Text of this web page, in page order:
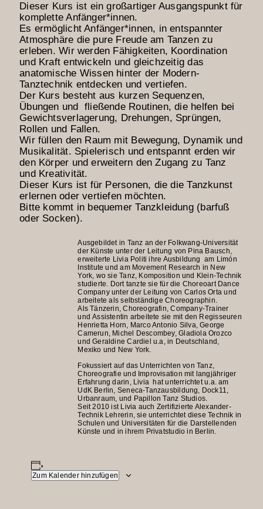
Dieser Kurs ist ein großartiger Ausgangspunkt für
komplette Anfänger*innen.
Es ermöglicht Anfänger*innen, in entspannter
Atmosphäre die pure Freude am Tanzen zu
erleben. Wir werden Fähigkeiten, Koordination
und Kraft entwickeln und gleichzeitig das
anatomische Wissen hinter der Modern-
Tanztechnik entdecken und vertiefen.
Der Kurs besteht aus kurzen Sequenzen,
Übungen und fließende Routinen, die helfen bei
Gewichtsverlagerung, Drehungen, Sprüngen,
Rollen und Fallen.
Wir füllen den Raum mit Bewegung, Dynamik und
Musikalität. Spielerisch und entspannt erden wir
den Körper und erweitern den Zugang zu Tanz
und Kreativität.
Dieser Kurs ist für Personen, die die Tanzkunst
erlernen oder vertiefen möchten.
Bitte kommt in bequemer Tanzkleidung (barfuß
oder Socken).
Zum Kalender hinzufügen
Ausgebildet in Tanz an der Folkwang-Universität
der Künste unter der Leitung von Pina Bausch,
erweiterte Livia Politi ihre Ausbildung am Limón
Institute und am Movement Research in New
York, wo sie Tanz, Komposition und Klein-Technik
studierte. Dort tanzte sie für die Choreoart Dance
Company unter der Leitung von Carlos Orta und
arbeitete als selbständige Choreographin.
Als Tänzerin, Choreografin, Company-Trainer
und Assistentin arbeitete sie mit den Regisseuren
Henrietta Horn, Marco Antonio Silva, George
Camerun, Michel Descombey, Gladiola Orozco
und Geraldine Cardiel u.a, in Deutschland,
Mexiko und New York.
Fokussiert auf das Unterrichten von Tanz,
Choreografie und Improvisation mit langjähriger
Erfahrung darin, Livia hat unterrichtet u.a. am
UdK Berlin, Seneca-Tanzausbildung, Dock11,
Urbanraum, und Papillon Tanz Studios.
Seit 2010 ist Livia auch Zertifizierte Alexander-
Technik Lehrerin, sie unterrichtet diese Technik in
Schulen und Universitäten für die Darstellenden
Künste und in ihrem Privatstudio in Berlin.